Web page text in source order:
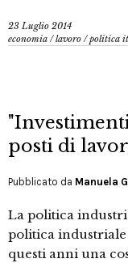
23 Luglio 2014
economia /lavoro /politica
posti di
Pubblicato da Manuela
La politica
politica industriale
questi anni una